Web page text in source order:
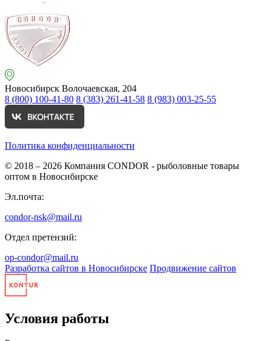
Новосибирск Волочаевская, 204
8 (800) 100-41-80 8 (383) 261-41-58 8 (983) 003-25-55
Политика конфиденциальности
© 2018 – 2026 Компания CONDOR - рыболовные товары
оптом в Новосибирске
Эл.почта:
condor-nsk@mail.ru
Отдел претензий:
op-condor@mail.ru
Разработка сайтов в Новосибирске Продвижение сайтов
Условия работы